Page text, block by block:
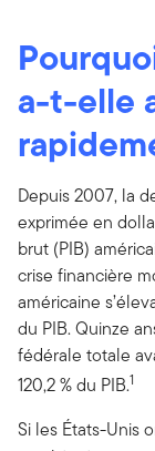
a-t-elle
Depuis 2007, la
exprimée en
brut (PIB)
crise financière
américaine
du PIB. Quinze
fédérale totale
120,2 % du PIB.1
Si les États-Unis